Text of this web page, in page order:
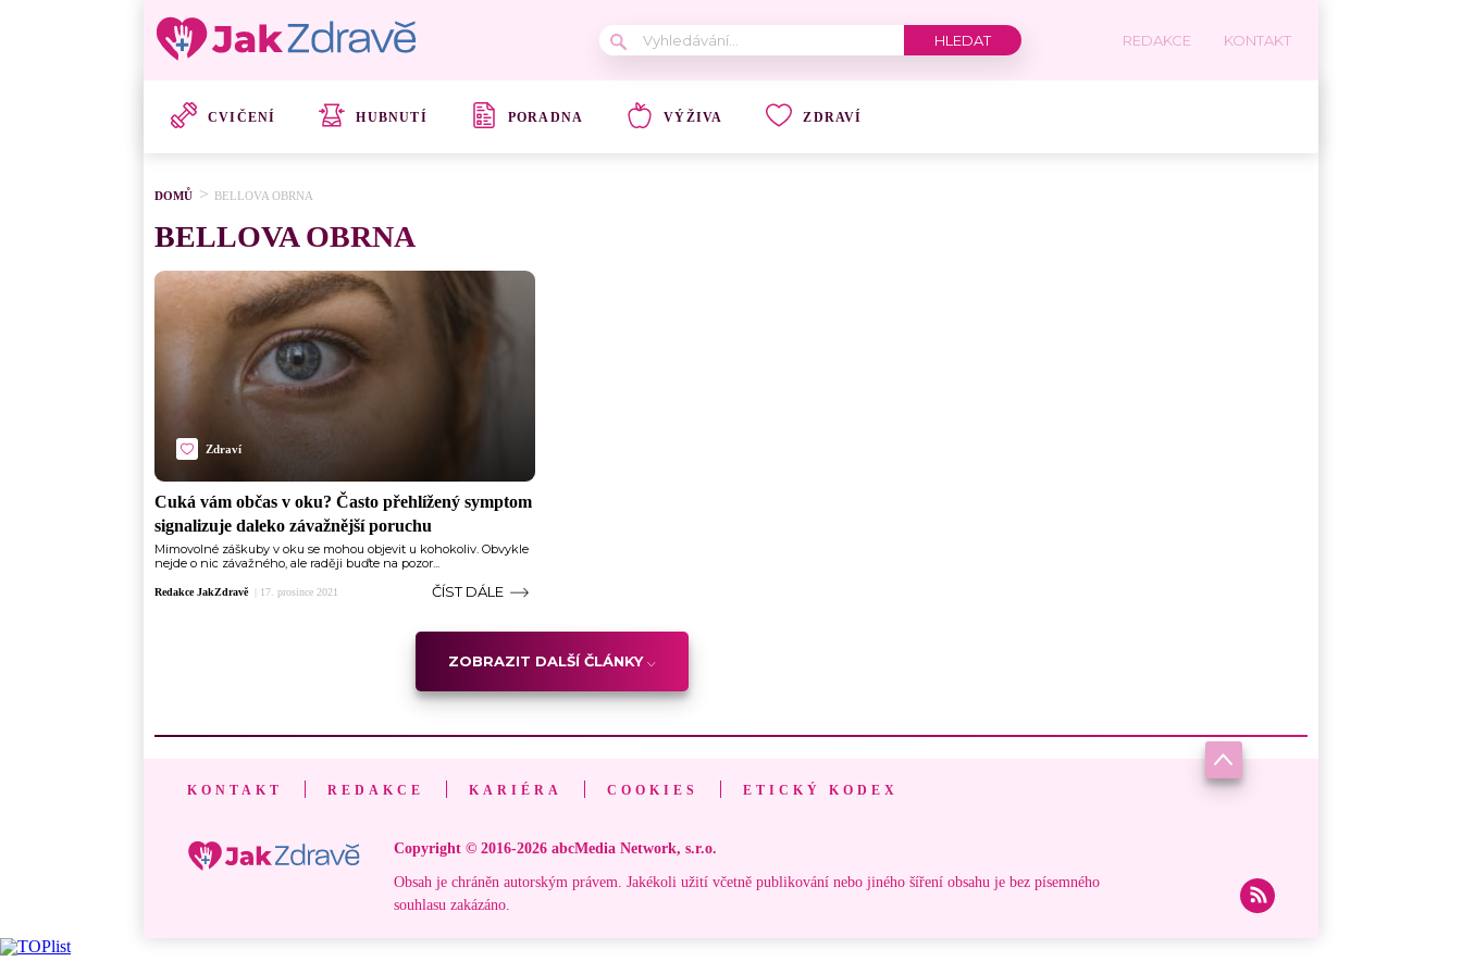
REDAKCE KONTAKT
CVIČENÍ HUBNUTÍ PORADNA VÝŽIVA ZDRAVÍ
DOMŮ BELLOVA OBRNA
BELLOVA OBRNA
Zdraví
Cuká vám občas v oku? Často přehlížený symptom
signalizuje daleko závažnější poruchu
Mimovolné záškuby v oku se mohou objevit u kohokoliv. Obvykle
nejde o nic závažného, ale raději buďte na pozor...
Redakce JakZdravě 17. prosince 2021 ČÍST DÁLE
ZOBRAZIT DALŠÍ ČLÁNKY
KONTAKT REDAKCE KARIÉRA COOKIES ETICKÝ KODEX
Copyright © 2016-2026 abcMedia Network, s.r.o.
Obsah je chráněn autorským právem. Jakékoli užití včetně publikování nebo jiného šíření obsahu je bez písemného
souhlasu zakázáno.